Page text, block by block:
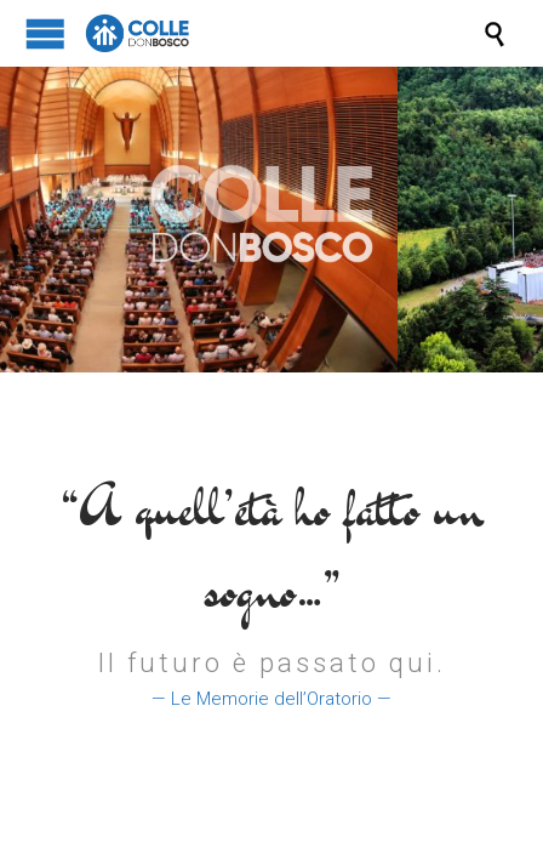

“A quell’età ho fatto un
sogno…”
Il futuro è passato qui.
— Le Memorie dell’Oratorio —